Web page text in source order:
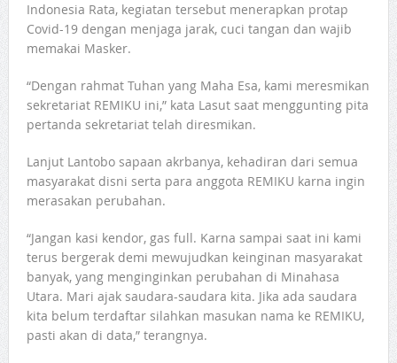
Indonesia Rata, kegiatan tersebut menerapkan protap
Covid-19 dengan menjaga jarak, cuci tangan dan wajib
memakai Masker.
“Dengan rahmat Tuhan yang Maha Esa, kami meresmikan
sekretariat REMIKU ini,” kata Lasut saat menggunting pita
pertanda sekretariat telah diresmikan.
Lanjut Lantobo sapaan akrbanya, kehadiran dari semua
masyarakat disni serta para anggota REMIKU karna ingin
merasakan perubahan.
“Jangan kasi kendor, gas full. Karna sampai saat ini kami
terus bergerak demi mewujudkan keinginan masyarakat
banyak, yang menginginkan perubahan di Minahasa
Utara. Mari ajak saudara-saudara kita. Jika ada saudara
kita belum terdaftar silahkan masukan nama ke REMIKU,
pasti akan di data,” terangnya.